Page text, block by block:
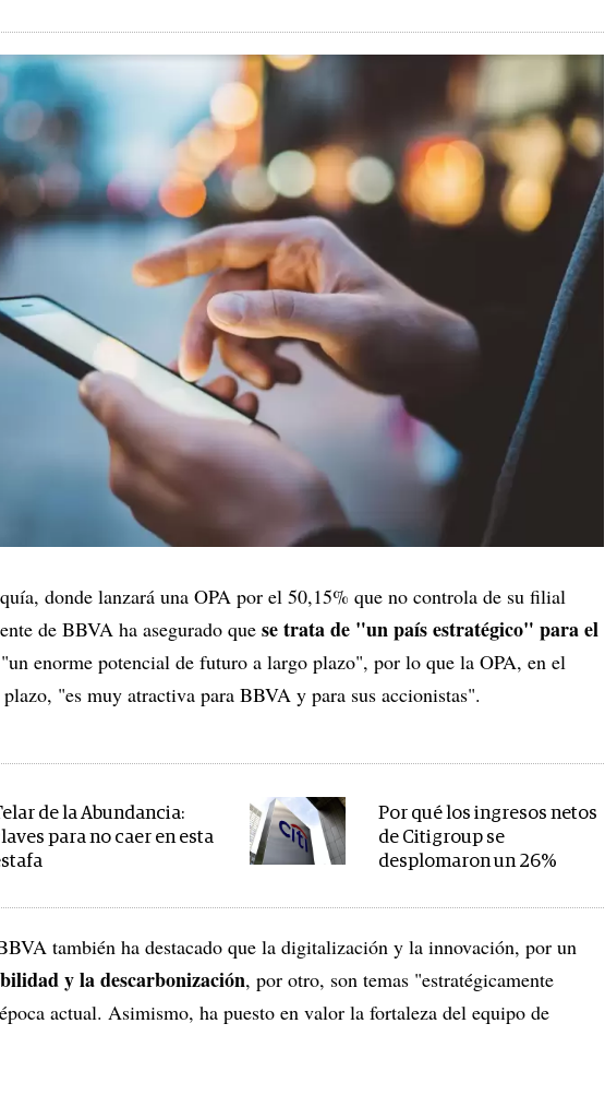
donde lanzará una OPA por el 50,15% que no controla de su filial
de BBVA ha asegurado que se trata de "un país estratégico" para el
enorme potencial de futuro a largo plazo", por lo que la OPA, en el
"es muy atractiva para BBVA y para sus accionistas".
de la Abundancia:
para no caer en esta
Por qué los ingresos netos
de Citigroup se
desplomaron un 26%
también ha destacado que la digitalización y la innovación, por un
y la descarbonización, por otro, son temas "estratégicamente
actual. Asimismo, ha puesto en valor la fortaleza del equipo de